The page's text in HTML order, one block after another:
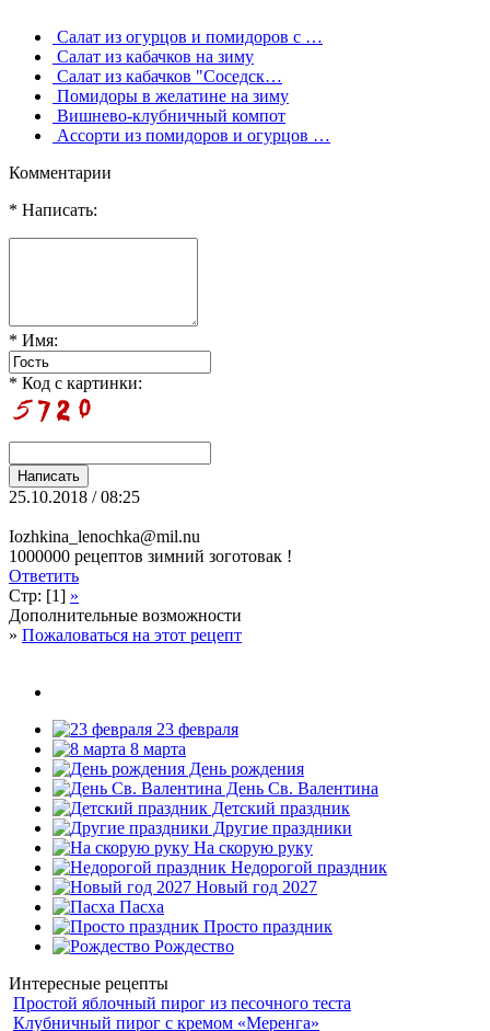
Салат из огурцов и помидоров с …
Салат из кабачков на зиму
Салат из кабачков "Соседск…
Помидоры в желатине на зиму
Вишнево-клубничный компот
Ассорти из помидоров и огурцов …
Комментарии
* Написать:
* Имя:
* Код с картинки:
25.10.2018 / 08:25
Iozhkina_lenochka@mil.nu
1000000 рецептов зимний зоготовак !
Ответить
Стр: [1] »
Дополнительные возможности
» Пожаловаться на этот рецепт
23 февраля
8 марта
День рождения
День Св. Валентина
Детский праздник
Другие праздники
На скорую руку
Недорогой праздник
Новый год 2027
Пасха
Просто праздник
Рождество
Интересные рецепты
Простой яблочный пирог из песочного теста
Клубничный пирог с кремом «Меренга»